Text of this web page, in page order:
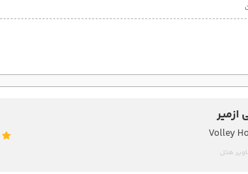
Volley
هتل